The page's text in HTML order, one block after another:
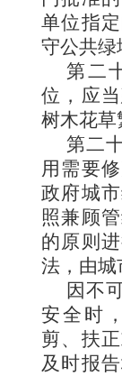
单位指
守公共绿
第二
位，应
树木花草
第二
用需要
政府城
照兼顾
的原则
法，由城
因不
安全时
剪、扶
及时报